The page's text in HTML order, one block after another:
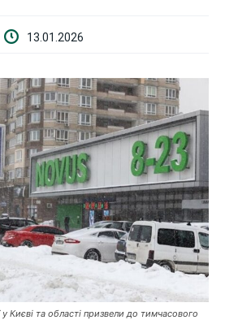
мережах
13.01.2026
у Києві та області призвели до тимчасового